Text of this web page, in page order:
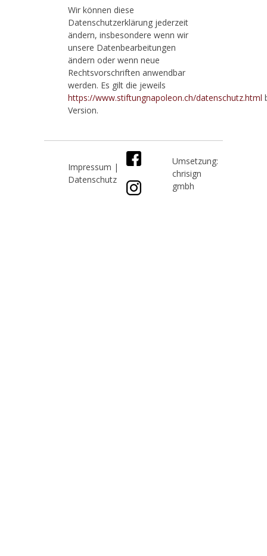
Wir können diese
Datenschutzerklärung jederzeit
ändern, insbesondere wenn wir
unsere Datenbearbeitungen
ändern oder wenn neue
Rechtsvorschriften anwendbar
werden. Es gilt die jeweils
https://www.stiftungnapoleon.ch/datenschutz.html
Version.
Impressum |
Datenschutz
Umsetzung:
chrisign
gmbh